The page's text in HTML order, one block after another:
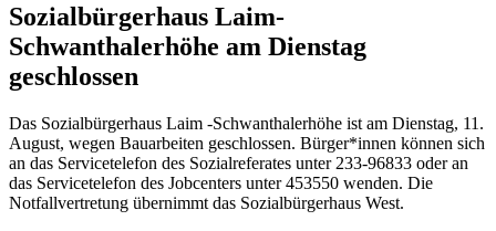
Sozialbürgerhaus Laim-
Schwanthalerhöhe am Dienstag
geschlossen
Das Sozialbürgerhaus Laim -Schwanthalerhöhe ist am Dienstag, 11.
August, wegen Bauarbeiten geschlossen. Bürger*innen können sich
an das Servicetelefon des Sozialreferates unter 233-96833 oder an
das Servicetelefon des Jobcenters unter 453550 wenden. Die
Notfallvertretung übernimmt das Sozialbürgerhaus West.